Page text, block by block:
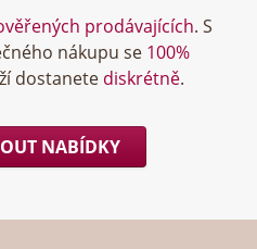
prodávajících. S
nákupu se 100%
dostanete diskrétně.
NABÍDKY